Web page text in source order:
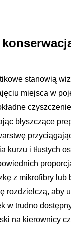
stanowią
miejsca w
błyszczące
kurzu i tłustych
z mikrofibry
rozdzielczą, aby
w trudno
na kierownicy